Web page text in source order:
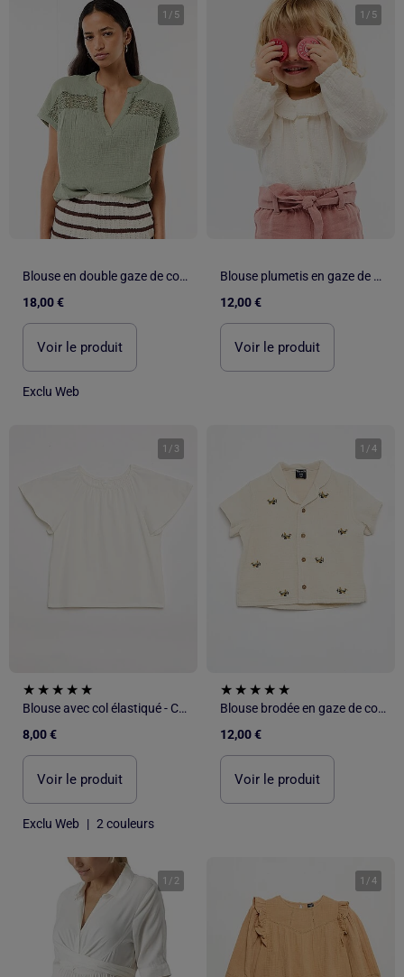
1 / 5
Blouse en double gaze de coton avec broderies
18,00 €
Voir le produit
Exclu Web
1 / 5
Blouse plumetis en gaze de coton
12,00 €
Voir le produit
1 / 3
Blouse avec col élastiqué - Collection facile à enfiler
8,00 €
Voir le produit
Exclu Web | 2 couleurs
1 /4
Blouse brodée en gaze de coton
12,00 €
Voir le produit
1 / 2 1 /4